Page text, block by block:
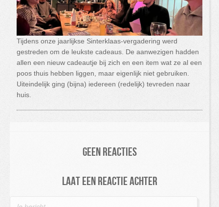
Tijdens onze jaarlijkse Sinterklaas-vergadering werd
gestreden om de leukste cadeaus. De aanwezigen hadden
allen een nieuw cadeautje bij zich en een item wat ze al een
poos thuis hebben liggen, maar eigenlijk niet gebruiken.
Uiteindelijk ging (bijna) iedereen (redelijk) tevreden naar
huis.
Geen reacties
Laat een reactie achter